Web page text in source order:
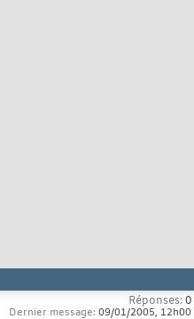
Réponses:0
Dernier message: 09/01/2005, 12h00